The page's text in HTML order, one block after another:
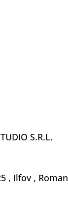
S.R.L.
, Ilfov ,